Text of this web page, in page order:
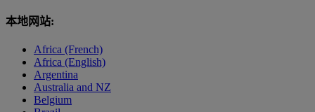
本地网站:
Africa (French)
Africa (English)
Argentina
Australia and NZ
Belgium